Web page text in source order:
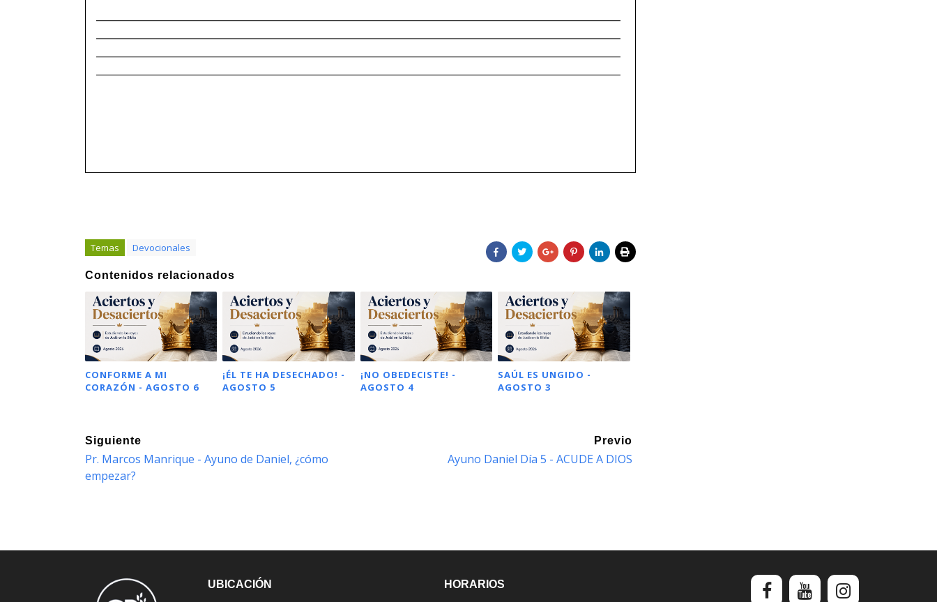
Temas Devocionales
Contenidos relacionados
CONFORME A MI
CORAZÓN - AGOSTO 6
¡ÉL TE HA DESECHADO! -
AGOSTO 5
¡NO OBEDECISTE! -
AGOSTO 4
SAÚL ES UNGIDO -
AGOSTO 3
Siguiente
Pr. Marcos Manrique - Ayuno de Daniel, ¿cómo
empezar?
Previo
Ayuno Daniel Día 5 - ACUDE A DIOS
UBICACIÓN HORARIOS